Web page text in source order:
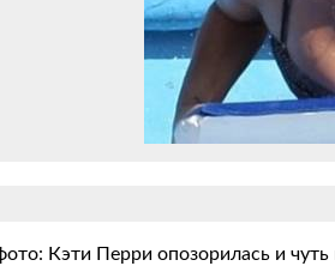
Кэти Перри опозорилась и чуть